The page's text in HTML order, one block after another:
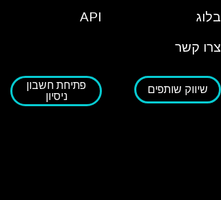
בלוג
צרו קשר
API
פתיחת חשבון
ניסיון
שיווק שותפים